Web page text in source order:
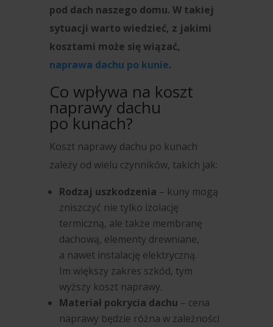
pod dach naszego domu. W takiej
sytuacji warto wiedzieć, z jakimi
kosztami może się wiązać,
naprawa dachu po kunie.
Co wpływa na koszt
naprawy dachu
po kunach?
Koszt naprawy dachu po kunach
zależy od wielu czynników, takich jak:
Rodzaj uszkodzenia – kuny mogą
zniszczyć nie tylko izolację
termiczną, ale także membranę
dachową, elementy drewniane,
a nawet instalację elektryczną.
Im większy zakres szkód, tym
wyższy koszt naprawy.
Materiał pokrycia dachu – cena
naprawy będzie różna w zależności